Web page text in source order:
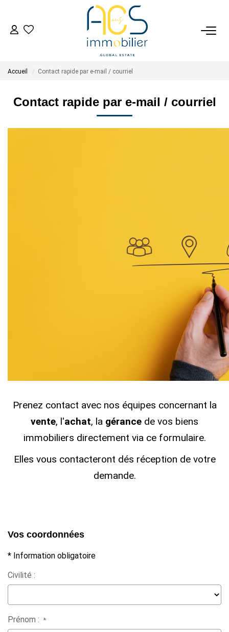
Tous Nos Biens En Vente
- Collection Réservée
Déposez Votre Recherche D'achat
ESTIMER / EXPERTISER
Accueil Contact rapide par e-mail / courriel
Contact rapide par e-mail / courriel
Prenez contact avec nos équipes concernant la
vente, l'achat, la gérance de vos biens
immobiliers directement via ce formulaire.
Elles vous contacteront dés réception de votre
demande.
Vos coordonnées
* Information obligatoire
Civilité :
Prénom : *